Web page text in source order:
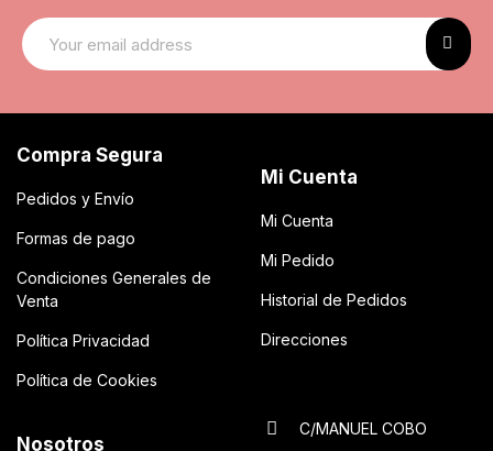
Compra Segura
Pedidos y Envío
Formas de pago
Condiciones Generales de
Venta
Política Privacidad
Política de Cookies
Mi Cuenta
Mi Cuenta
Mi Pedido
Historial de Pedidos
Direcciones
Nosotros
C/MANUEL COBO